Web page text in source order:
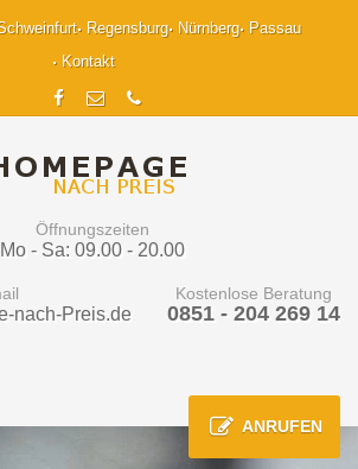
Regensburg Nürnberg
Passau
Kontakt
Öffnungszeiten
Mo - Sa: 09.00 - 20.00
nach-Preis.de
Kostenlose Beratung
0851 - 204 269 14
ANRUFEN